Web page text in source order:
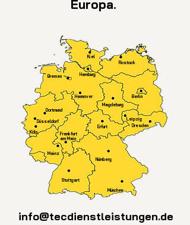
Europa.
Magdeburg
Rostock
Köln
Erfurt
Frankfurt
am Main
München
Nürnberg
Stuttgart
Leipzig
Mainz
Bremen Hamburg
Dresden
Dortmund
Düsseldorf
Hannover Berlin
Kiel
info@tecdienstleistungen.de